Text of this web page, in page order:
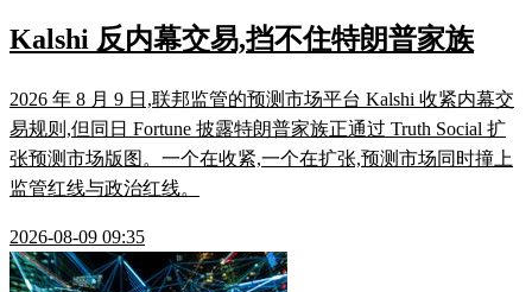
Kalshi 反内幕交易,挡不住特朗普家族
2026 年 8 月 9 日,联邦监管的预测市场平台 Kalshi 收紧内幕交
易规则,但同日 Fortune 披露特朗普家族正通过 Truth Social 扩
张预测市场版图。一个在收紧,一个在扩张,预测市场同时撞上
监管红线与政治红线。
2026-08-09 09:35